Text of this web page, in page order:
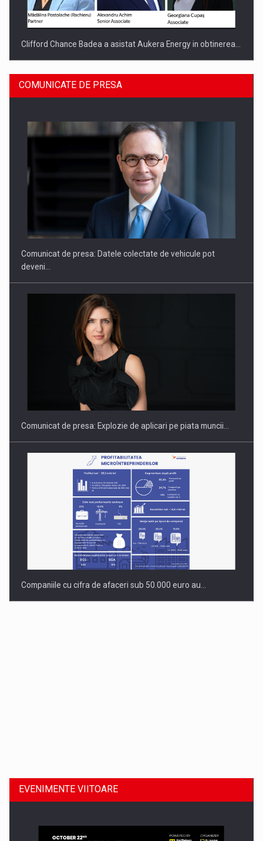
Clifford Chance Badea a asistat Aukera Energy in obtinerea…
SAPTE PERSONALITATI DIN MEDIUL DE AFACERI, ACADEMIC
Hard Enduro Piatra Craiului 2026, fueled by benzinariile RO…
COMUNICATE DE PRESA
Comunicat de presa: Datele colectate de vehicule pot
deveni…
Comunicat de presa: Explozie de aplicari pe piata muncii…
Companiile cu cifra de afaceri sub 50.000 euro au…
EVENIMENTE VIITOARE